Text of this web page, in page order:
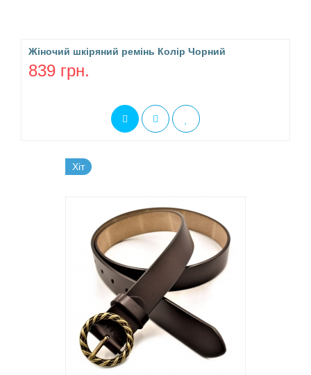
Жіночий шкіряний ремінь Колір Чорний
839 грн.
Хіт